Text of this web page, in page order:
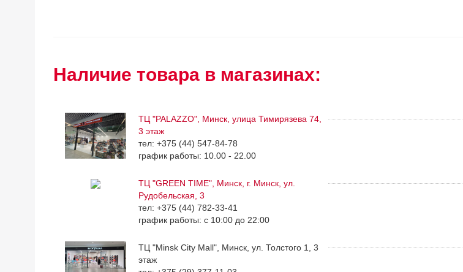
Наличие товара в магазинах:
ТЦ "PALAZZO", Минск, улица Тимирязева 74,
3 этаж
тел: +375 (44) 547-84-78
график работы: 10.00 - 22.00
ТЦ "GREEN TIME", Минск, г. Минск, ул.
Рудобельская, 3
тел: +375 (44) 782-33-41
график работы: с 10:00 до 22:00
ТЦ "Minsk City Mall", Минск, ул. Толстого 1, 3
этаж